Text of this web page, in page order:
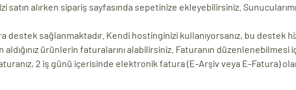
satın alırken sipariş sayfasında sepetinize ekleyebilirsiniz.
destek sağlanmaktadır. Kendi hostinginizi kullanıyorsanız, bu destek
aldığınız ürünlerin faturalarını alabilirsiniz. Faturanın
2 iş günü içerisinde elektronik fatura (E-Arşiv veya E-Fatura)